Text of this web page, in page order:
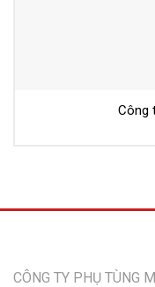
Công
CÔNG TY PHỤ TÙNG